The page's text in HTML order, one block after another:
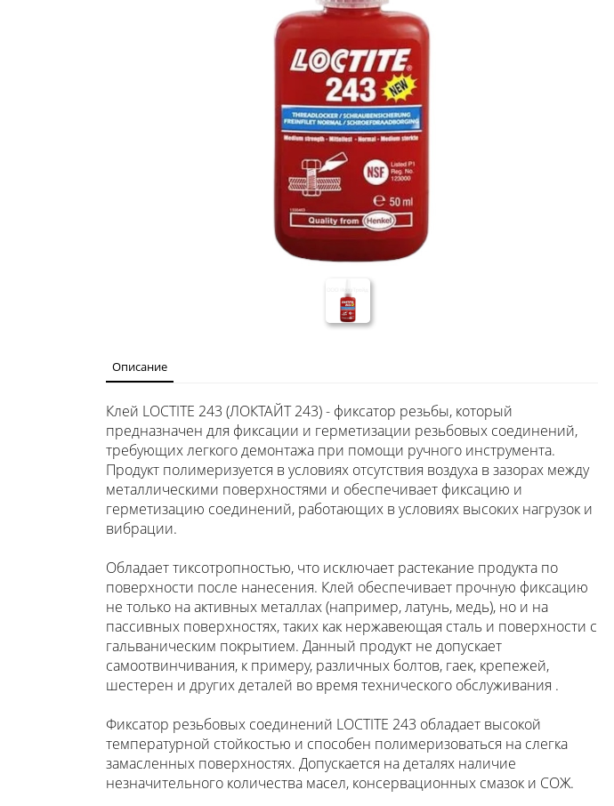
Описание
Клей LOCTITE 243 (ЛОКТАЙТ 243) - фиксатор резьбы, который
предназначен для фиксации и герметизации резьбовых соединений,
требующих легкого демонтажа при помощи ручного инструмента.
Продукт полимеризуется в условиях отсутствия воздуха в зазорах между
металлическими поверхностями и обеспечивает фиксацию и
герметизацию соединений, работающих в условиях высоких нагрузок и
вибрации.
Обладает тиксотропностью, что исключает растекание продукта по
поверхности после нанесения. Клей обеспечивает прочную фиксацию
не только на активных металлах (например, латунь, медь), но и на
пассивных поверхностях, таких как нержавеющая сталь и поверхности с
гальваническим покрытием. Данный продукт не допускает
самоотвинчивания, к примеру, различных болтов, гаек, крепежей,
шестерен и других деталей во время технического обслуживания .
Фиксатор резьбовых соединений LOCTITE 243 обладает высокой
температурной стойкостью и способен полимеризоваться на слегка
замасленных поверхностях. Допускается на деталях наличие
незначительного количества масел, консервационных смазок и СОЖ.